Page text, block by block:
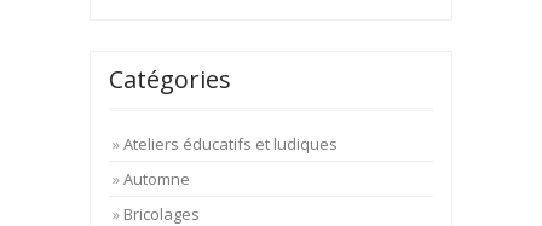
Catégories
Ateliers éducatifs et ludiques
Automne
Bricolages